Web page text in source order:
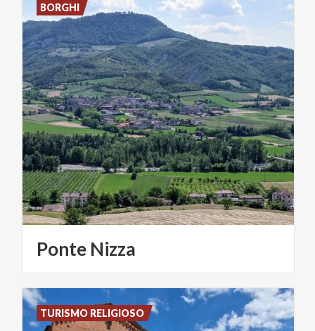
Ponte Nizza
BORGHI
TURISMO RELIGIOSO